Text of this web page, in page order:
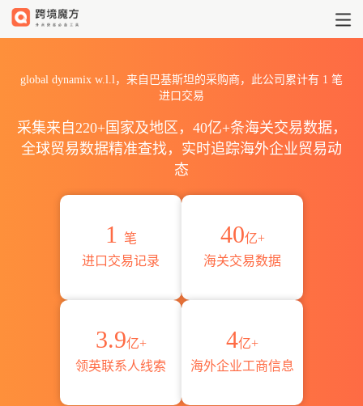
global dynamix w.l.l，来自巴基斯坦的采购商，此公司累计有 1 笔
进口交易
采集来自220+国家及地区，40亿+条海关交易数据，
全球贸易数据精准查找，实时追踪海外企业贸易动
态
1
笔
进口交易记录
40亿+
海关交易数据
3.9亿+
领英联系人线索
4亿+
海外企业工商信息